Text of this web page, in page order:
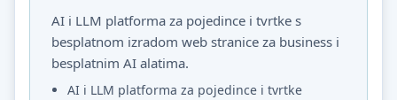
AI i LLM platforma za pojedince i tvrtke s
besplatnom izradom web stranice za business i
besplatnim AI alatima.
AI i LLM platforma za pojedince i tvrtke